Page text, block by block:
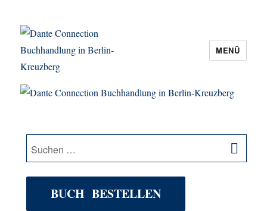
Dante Connection Buchhandlung in
MENÜ
Suche
nach:
BUCH BESTELLEN